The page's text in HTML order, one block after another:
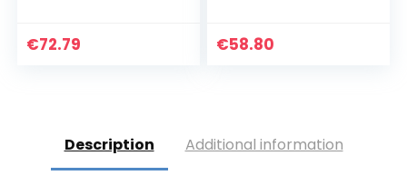
lcd-scherm
volwassenen
€72.79 €58.80
Description Additional information